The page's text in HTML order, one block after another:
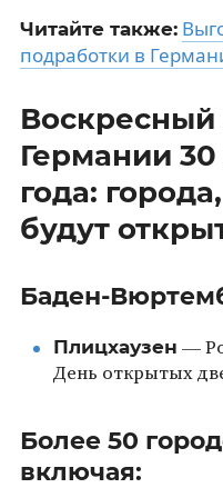
Читайте также:
подработки в
Германии
года:
будут
Баден-
Плицхаузен —
День открытых
Более 50
включая: